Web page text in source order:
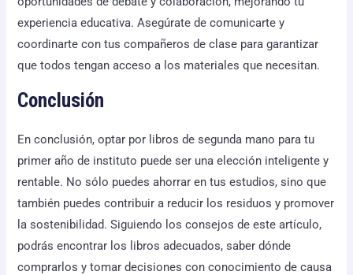
experiencia educativa. Asegúrate de comunicarte y
coordinarte con tus compañeros de clase para garantizar
que todos tengan acceso a los materiales que necesitan.
Conclusión
En conclusión, optar por libros de segunda mano para tu
primer año de instituto puede ser una elección inteligente y
rentable. No sólo puedes ahorrar en tus estudios, sino que
también puedes contribuir a reducir los residuos y promover
la sostenibilidad. Siguiendo los consejos de este artículo,
podrás encontrar los libros adecuados, saber dónde
comprarlos y tomar decisiones con conocimiento de causa